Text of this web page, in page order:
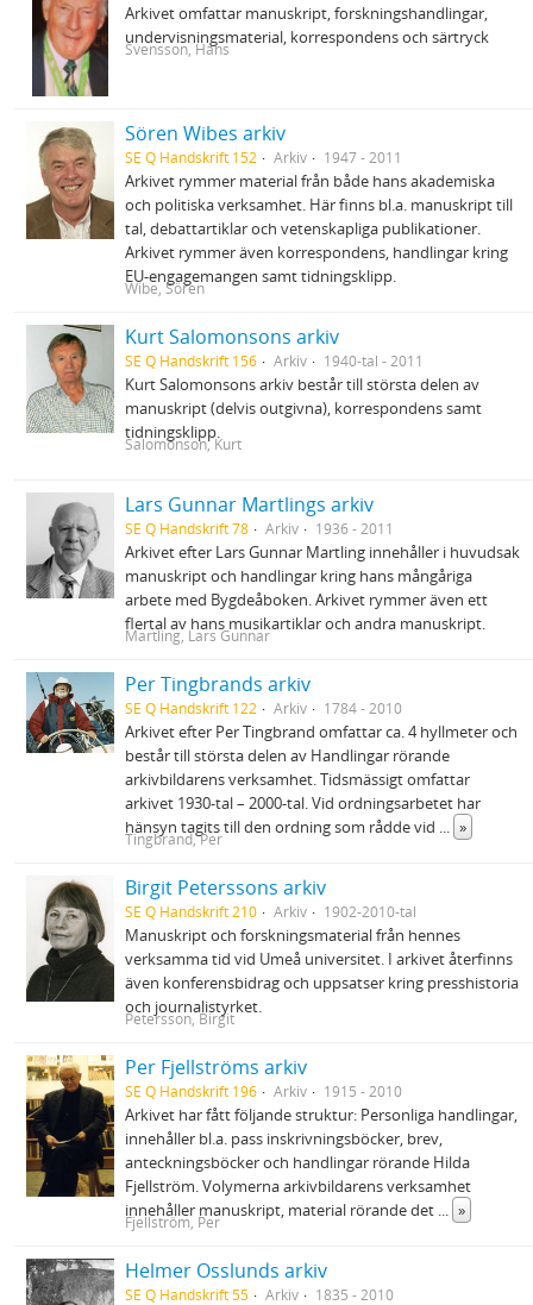
Arkivet omfattar manuskript, forskningshandlingar,
undervisningsmaterial, korrespondens och särtryck
Svensson, Hans
Sören Wibes arkiv
SE Q Handskrift 152 Arkiv 1947 - 2011
Arkivet rymmer material från både hans akademiska
och politiska verksamhet. Här finns bl.a. manuskript till
tal, debattartiklar och vetenskapliga publikationer.
Arkivet rymmer även korrespondens, handlingar kring
EU-engagemangen samt tidningsklipp.
Wibe, Sören
Kurt Salomonsons arkiv
SE Q Handskrift 156 Arkiv 1940-tal - 2011
Kurt Salomonsons arkiv består till största delen av
manuskript (delvis outgivna), korrespondens samt
tidningsklipp.
Salomonson, Kurt
Lars Gunnar Martlings arkiv
SE Q Handskrift 78 Arkiv 1936 - 2011
Arkivet efter Lars Gunnar Martling innehåller i huvudsak
manuskript och handlingar kring hans mångåriga
arbete med Bygdeåboken. Arkivet rymmer även ett
flertal av hans musikartiklar och andra manuskript.
Martling, Lars Gunnar
Per Tingbrands arkiv
SE Q Handskrift 122 Arkiv 1784 - 2010
Arkivet efter Per Tingbrand omfattar ca. 4 hyllmeter och
består till största delen av Handlingar rörande
arkivbildarens verksamhet. Tidsmässigt omfattar
arkivet 1930-tal – 2000-tal. Vid ordningsarbetet har
hänsyn tagits till den ordning som rådde vid ... »
Tingbrand, Per
Birgit Peterssons arkiv
SE Q Handskrift 210 Arkiv 1902-2010-tal
Manuskript och forskningsmaterial från hennes
verksamma tid vid Umeå universitet. I arkivet återfinns
även konferensbidrag och uppsatser kring presshistoria
och journalistyrket.
Petersson, Birgit
Per Fjellströms arkiv
SE Q Handskrift 196 Arkiv 1915 - 2010
Arkivet har fått följande struktur: Personliga handlingar,
innehåller bl.a. pass inskrivningsböcker, brev,
anteckningsböcker och handlingar rörande Hilda
Fjellström. Volymerna arkivbildarens verksamhet
innehåller manuskript, material rörande det ... »
Fjellström, Per
Helmer Osslunds arkiv
SE Q Handskrift 55 Arkiv 1835 - 2010